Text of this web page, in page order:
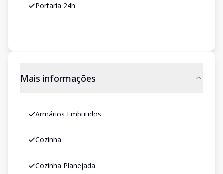
Portaria 24h
Mais informações
Armários Embutidos
Cozinha
Cozinha Planejada